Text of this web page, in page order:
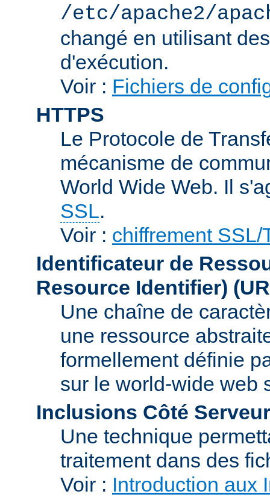
/etc/apache2/
changé en utilisant
d'exécution.
Voir : Fichiers de
HTTPS
Le Protocole de
mécanisme de
World Wide Web. Il
SSL.
Voir : chiffrement SSL/
Identificateur de
Resource Identifier)
Une chaîne de
une ressource
formellement définie
sur le world-wide web
Inclusions Côté
Une technique
traitement dans des
Voir : Introduction aux